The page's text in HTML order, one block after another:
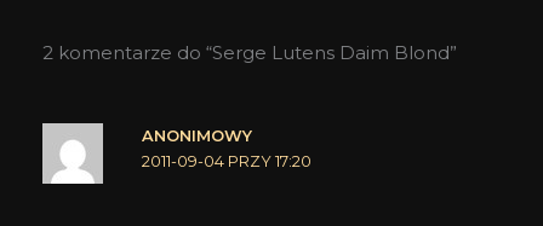
2 komentarze do “Serge Lutens Daim Blond”
ANONIMOWY
2011-09-04 PRZY 17:20